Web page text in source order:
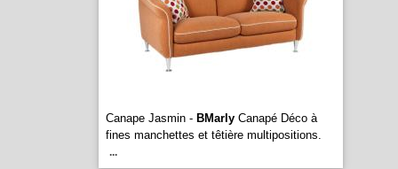
Canape Jasmin - BMarlyCanapé Déco à
fines manchettes et têtière multipositions.
...